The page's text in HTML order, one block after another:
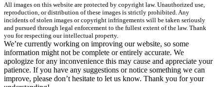
All images on this website are protected by copyright law. Unauthorized use,
reproduction, or distribution of these images is strictly prohibited. Any
incidents of stolen images or copyright infringements will be taken seriously
and pursued through legal enforcement to the fullest extent of the law. Thank
you for respecting our intellectual property.
We’re currently working on improving our website, so some
information might not be complete or entirely accurate. We
apologize for any inconvenience this may cause and appreciate your
patience. If you have any suggestions or notice something we can
improve, please don’t hesitate to let us know. Thank you for your